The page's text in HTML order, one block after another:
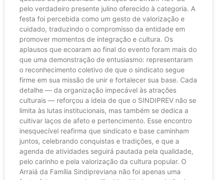
pelo verdadeiro presente julino oferecido à categoria. A
festa foi percebida como um gesto de valorização e
cuidado, traduzindo o compromisso da entidade em
promover momentos de integração e cultura. Os
aplausos que ecoaram ao final do evento foram mais do
que uma demonstração de entusiasmo: representaram
o reconhecimento coletivo de que o sindicato segue
firme em sua missão de unir e fortalecer sua base. Cada
detalhe — da organização impecável às atrações
culturais — reforçou a ideia de que o SINDIPREV não se
limita às lutas institucionais, mas também se dedica a
cultivar laços de afeto e pertencimento. Esse encontro
inesquecível reafirma que sindicato e base caminham
juntos, celebrando conquistas e tradições, e que a
agenda de atividades seguirá pautada pela qualidade,
pelo carinho e pela valorização da cultura popular. O
Arraiá da Família Sindipreviana não foi apenas uma